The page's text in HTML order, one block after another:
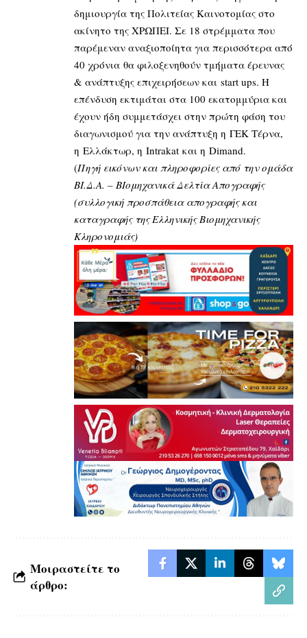
δημιουργία της Πολιτείας Καινοτομίας στο
ακίνητο της ΧΡΩΠΕΙ. Σε 18 στρέμματα που
παρέμεναν αναξιοποίητα για περισσότερα από
40 χρόνια θα φιλοξενηθούν τμήματα έρευνας
& ανάπτυξης επιχειρήσεων και start ups. Η
επένδυση εκτιμάται στα 100 εκατομμύρια και
έχουν ήδη συμμετάσχει στην πρώτη φάση του
διαγωνισμού για την ανάπτυξη η ΓΕΚ Τέρνα,
η Ελλάκτωρ, η Intrakat και η Dimand.
(Πηγή εικόνων και πληροφορίες από την ομάδα
ΒΙ.Δ.Α. – ΒΙομηχανικά Δελτία Απογραφής
(συλλογική προσπάθεια απογραφής και
καταγραφής της Ελληνικής Βιομηχανικής
Κληρονομιάς)
Μοιραστείτε το
άρθρο: